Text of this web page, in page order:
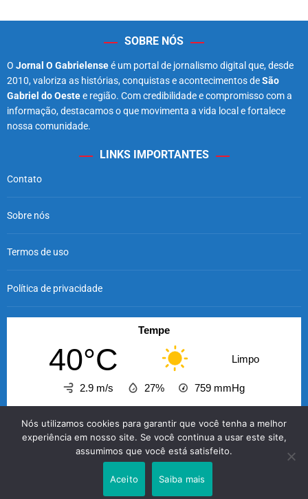
SOBRE NÓS
O Jornal O Gabrielenseé um portal de jornalismo digital que, desde
2010, valoriza as histórias, conquistas e acontecimentos deSão
Gabriel do Oestee região. Com credibilidade e compromisso com a
informação, destacamos o que movimenta a vida local e fortalece
nossa comunidade.
LINKS IMPORTANTES
Contato
Sobre nós
Termos de uso
Política de privacidade
Tempe
40°C Limpo
2.9 m/s 27% 759 mmHg
41°C 42°C 42°C 42°C
Nós utilizamos cookies para garantir que você tenha a melhor
experiência em nosso site. Se você continua a usar este site,
assumimos que você está satisfeito.
Aceito Saiba mais